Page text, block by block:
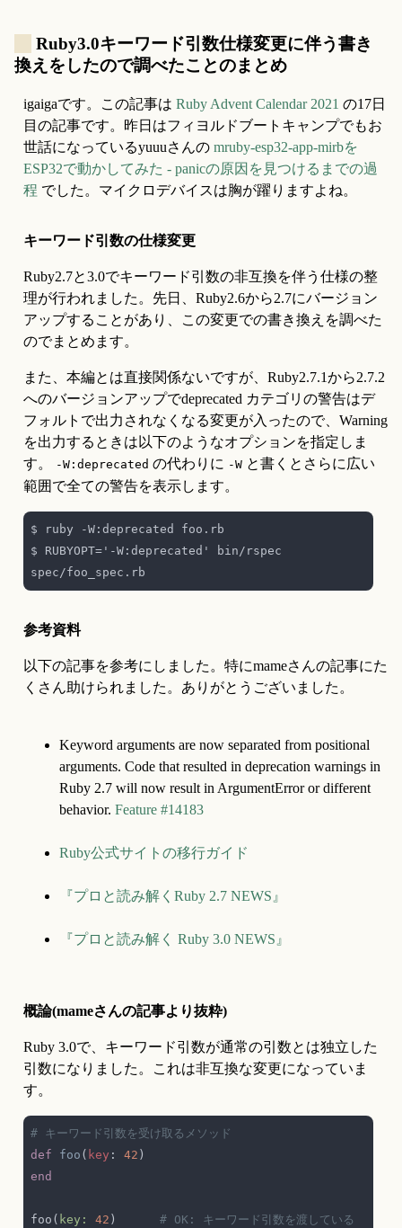
Ruby3.0キーワード引数仕様変更に伴う書き
換えをしたので調べたことのまとめ
igaigaです。この記事は Ruby Advent Calendar 2021 の17日
目の記事です。昨日はフィヨルドブートキャンプでもお
世話になっているyuuuさんの mruby-esp32-app-mirbを
ESP32で動かしてみた - panicの原因を見つけるまでの過
程 でした。マイクロデバイスは胸が躍りますよね。
キーワード引数の仕様変更
Ruby2.7と3.0でキーワード引数の非互換を伴う仕様の整
理が行われました。先日、Ruby2.6から2.7にバージョン
アップすることがあり、この変更での書き換えを調べた
のでまとめます。
また、本編とは直接関係ないですが、Ruby2.7.1から2.7.2
へのバージョンアップでdeprecated カテゴリの警告はデ
フォルトで出力されなくなる変更が入ったので、Warning
を出力するときは以下のようなオプションを指定しま
す。
-W:deprecated の代わりに -W と書くとさらに広い
範囲で全ての警告を表示します。
$ RUBYOPT='-W:deprecated' bin/rspec
参考資料
以下の記事を参考にしました。特にmameさんの記事にた
くさん助けられました。ありがとうございました。
Keyword arguments are now separated from positional
arguments. Code that resulted in deprecation warnings in
Ruby 2.7 will now result in ArgumentError or different
behavior. Feature #14183
Ruby公式サイトの移行ガイド
『プロと読み解くRuby 2.7 NEWS』
『プロと読み解く Ruby 3.0 NEWS』
概論(mameさんの記事より抜粋)
Ruby 3.0で、キーワード引数が通常の引数とは独立した
引数になりました。これは非互換な変更になっていま
す。
def foo ( key : 42
foo( key: 42 )